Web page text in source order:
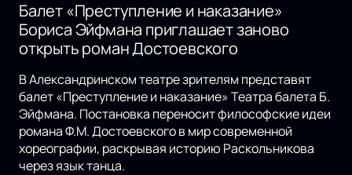
Балет «Преступление и наказание»
Бориса Эйфмана приглашает заново
открыть роман Достоевского
В Александринском театре зрителям представят
балет «Преступление и наказание» Театра балета Б.
Эйфмана. Постановка переносит философские идеи
романа Ф.М. Достоевского в мир современной
хореографии, раскрывая историю Раскольникова
через язык танца.